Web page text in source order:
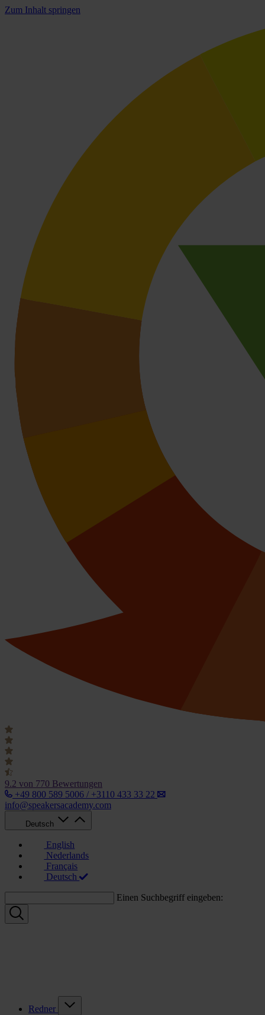
Zum Inhalt springen
9.2 von 770 Bewertungen
+49 800 589 5006 / +3110 433 33 22
info@speakersacademy.com
Deutsch
English
Nederlands
Français
Deutsch
Einen Suchbegriff eingeben:
Redner